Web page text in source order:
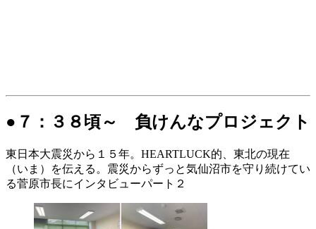
●７：３８頃～ 負けんなプロジェクト
東日本大震災から１５年。HEARTLUCK的、東北の現在
（いま）を伝える。震災からずっと気仙沼市を守り続けてい
る菅原市長にインタビューパート２